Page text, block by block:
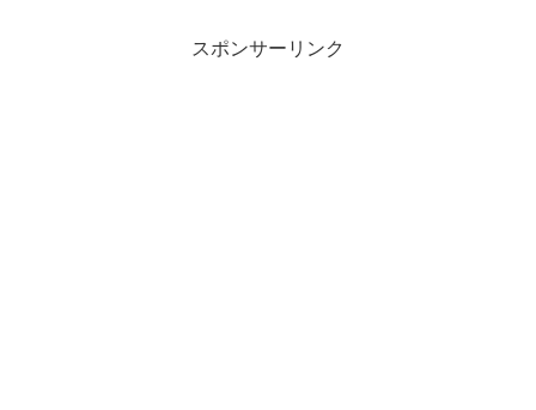
スポンサーリンク